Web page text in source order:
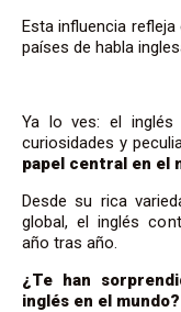
Esta influencia
países de habla
Ya lo ves: el inglés
curiosidades y
papel central en el
Desde su rica
global, el inglés
año tras año.
¿Te han
inglés en el mundo?